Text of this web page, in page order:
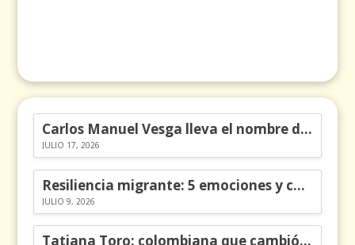
Carlos Manuel Vesga lleva el nombre de Colombia a los Emmy
JULIO 17, 2026
Resiliencia migrante: 5 emociones y cómo gestionarlas
JULIO 9, 2026
Tatiana Toro: colombiana que cambió la historia de las matemáticas